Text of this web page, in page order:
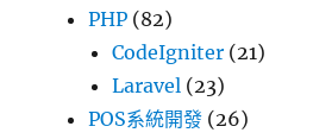
PHP (82)
CodeIgniter (21)
Laravel (23)
POS系統開發 (26)